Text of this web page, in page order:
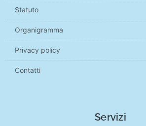
Statuto
Organigramma
Privacy policy
Contatti
Servizi